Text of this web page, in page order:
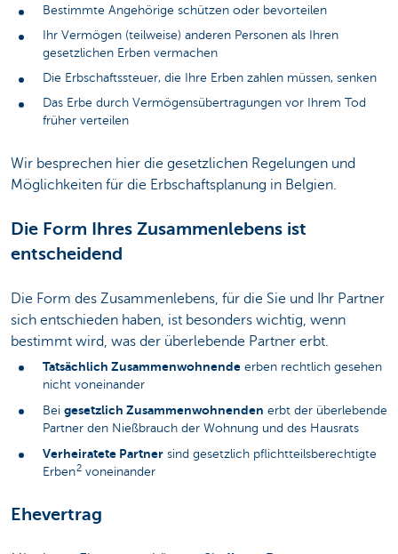
Bestimmte Angehörige schützen oder bevorteilen
Ihr Vermögen (teilweise) anderen Personen als Ihren
gesetzlichen Erben vermachen
Die Erbschaftssteuer, die Ihre Erben zahlen müssen, senken
Das Erbe durch Vermögensübertragungen vor Ihrem Tod
früher verteilen
Wir besprechen hier die gesetzlichen Regelungen und
Möglichkeiten für die Erbschaftsplanung in Belgien.
Die Form Ihres Zusammenlebens ist
entscheidend
Die Form des Zusammenlebens, für die Sie und Ihr Partner
sich entschieden haben, ist besonders wichtig, wenn
bestimmt wird, was der überlebende Partner erbt.
Tatsächlich Zusammenwohnende erben rechtlich gesehen
nicht voneinander
Bei gesetzlich Zusammenwohnenden erbt der überlebende
Partner den Nießbrauch der Wohnung und des Hausrats
Verheiratete Partner sind gesetzlich pflichtteilsberechtigte
Erben2 voneinander
Ehevertrag